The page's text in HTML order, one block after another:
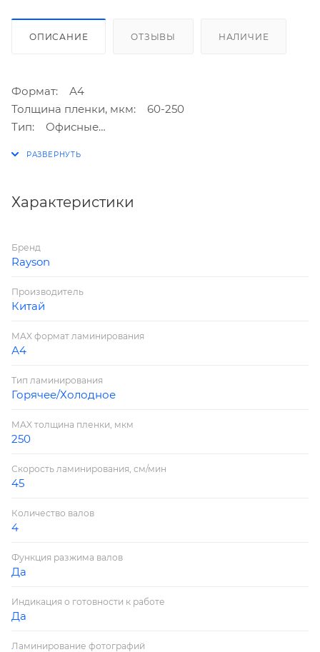
ОПИСАНИЕ ОТЗЫВЫ НАЛИЧИЕ
Формат: А4
Толщина пленки, мкм: 60-250
Тип: Офисные
Регулировка температуры: да
ламинирования, мм/мин: 450 (560 по данным
производителя)
Холодное ламинирование: да
Корпус: Металлопластик
Горячее ламинирование: да
Ширина ламинирования: 230 мм
Дополнительные характеристики:
- реверс,
- мощность 400Вт.
Характеристики
Бренд
Rayson
Производитель
Китай
MAX формат ламинирования
А4
Тип ламинирования
Горячее/Холодное
MAX толщина пленки, мкм
250
Скорость ламинирования, см/мин
45
Количество валов
4
Функция разжима валов
Да
Индикация о готовности к работе
Да
Ламинирование фотографий